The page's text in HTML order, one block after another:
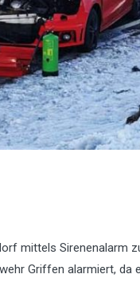
mittels Sirenenalarm
Griffen alarmiert,